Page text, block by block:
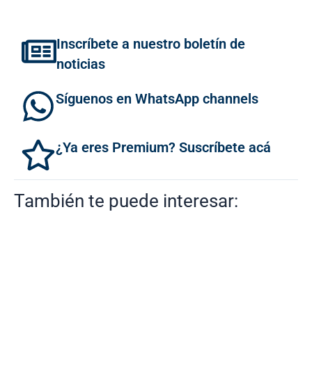
Inscríbete a nuestro boletín de
noticias
Síguenos en WhatsApp channels
¿Ya eres Premium? Suscríbete acá
También te puede interesar: